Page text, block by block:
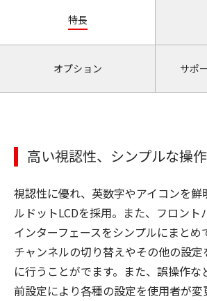
特長
オプション サポ
高い視認性、シンプルな操
視認性に優れ、英数字やアイコンを鮮
ルドットLCDを採用。また、フロント
インターフェースをシンプルにまとめ
チャンネルの切り替えやその他の設
に行うことがでます。また、誤操作
前設定により各種の設定を使用者が